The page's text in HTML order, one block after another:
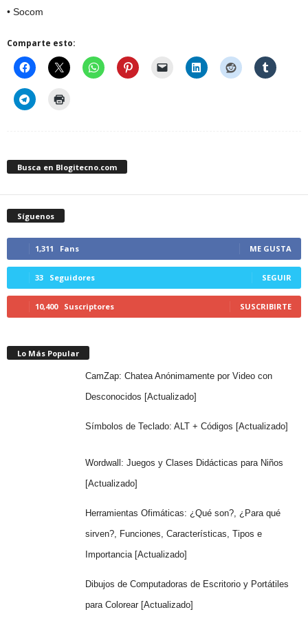
• Socom
Comparte esto:
Busca en Blogitecno.com
Síguenos
1,311 Fans ME GUSTA
33 Seguidores SEGUIR
10,400 Suscriptores SUSCRIBIRTE
Lo Más Popular
CamZap: Chatea Anónimamente por Video con
Desconocidos [Actualizado]
Símbolos de Teclado: ALT + Códigos [Actualizado]
Wordwall: Juegos y Clases Didácticas para Niños
[Actualizado]
Herramientas Ofimáticas: ¿Qué son?, ¿Para qué
sirven?, Funciones, Características, Tipos e
Importancia [Actualizado]
Dibujos de Computadoras de Escritorio y Portátiles
para Colorear [Actualizado]